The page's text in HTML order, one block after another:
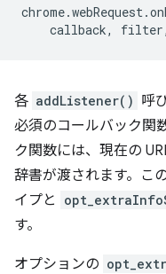
chrome.webRequest.
callback, filter,
各 addListener() 呼
必須のコールバック関
ク関数には、現在の
辞書が渡されます。こ
イプと
す。
オプションの